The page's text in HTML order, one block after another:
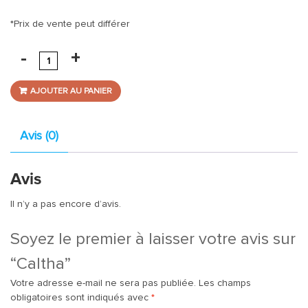
*Prix de vente peut différer
AJOUTER AU PANIER
Avis (0)
Avis
Il n’y a pas encore d’avis.
Soyez le premier à laisser votre avis sur
“Caltha”
Votre adresse e-mail ne sera pas publiée. Les champs
obligatoires sont indiqués avec *